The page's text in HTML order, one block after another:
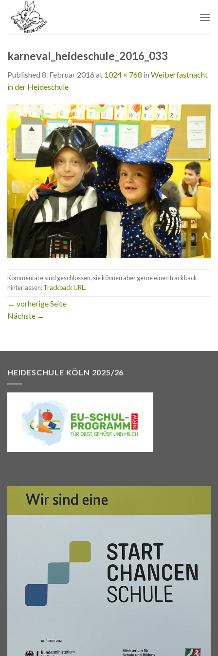
content
karneval_heideschule_2016_033
Published 8. Februar 2016 at 1024 × 768 in Weiberfastnacht
in der Heideschule
Kommentare sind geschlossen, sie können aber gerne einen trackback
hinterlassen:Trackback URL.
← vorherige Seite
Nächste →
HEIDESCHULE KÖLN 2025/26